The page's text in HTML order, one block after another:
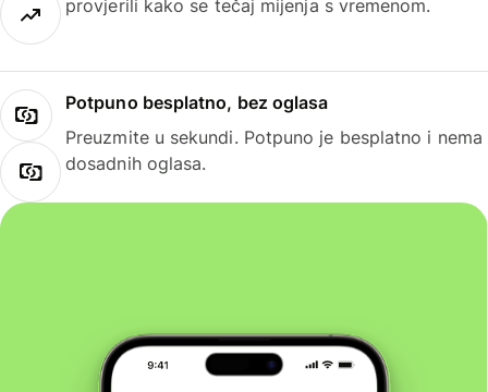
provjerili kako se tečaj mijenja s vremenom.
Potpuno besplatno, bez oglasa
Preuzmite u sekundi. Potpuno je besplatno i nema
dosadnih oglasa.